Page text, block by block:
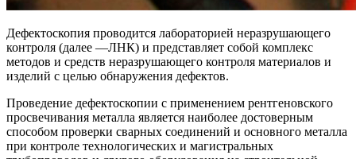
Дефектоскопия проводится лабораторией неразрушающего
контроля (далее —ЛНК) и представляет собой комплекс
методов и средств неразрушающего контроля материалов и
изделий с целью обнаружения дефектов.
Проведение дефектоскопии с применением рентгеновского
просвечивания металла является наиболее достоверным
способом проверки сварных соединений и основного металла
при контроле технологических и магистральных